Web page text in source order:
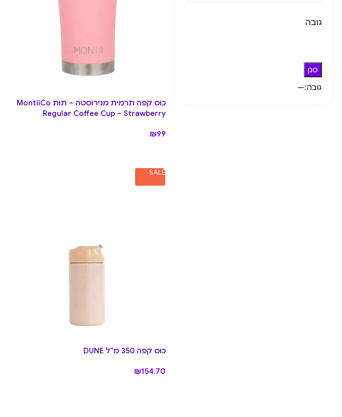
גובה
סנן
גובה:—
כוס קפה תרמית מנירוסטה – תות MontiiCo
Regular Coffee Cup – Strawberry
₪99
SALE
כוס קפה 350 מ״ל DUNE
₪154.70